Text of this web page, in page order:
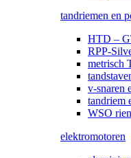
tandriemen en
HTD –
RPP-
metrisch
v-snaren
tandriem
WSO
elektromotoren